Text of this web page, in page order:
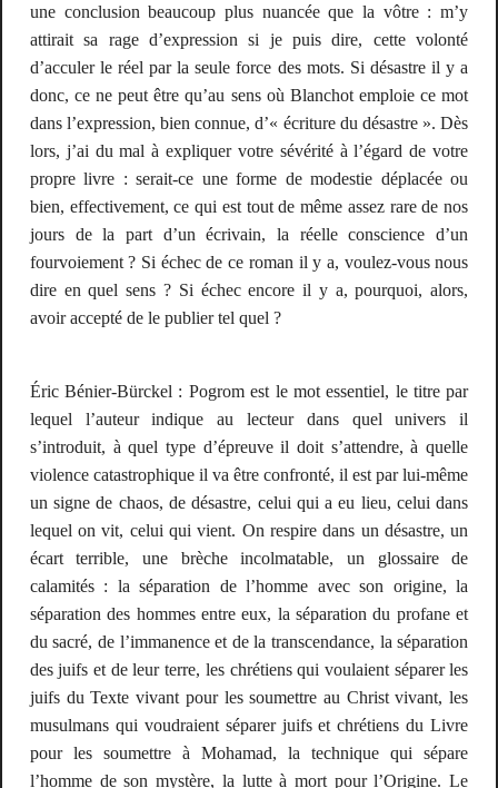
une conclusion beaucoup plus nuancée que la vôtre : m’y
attirait sa rage d’expression si je puis dire, cette volonté
d’acculer le réel par la seule force des mots. Si désastre il y a
donc, ce ne peut être qu’au sens où Blanchot emploie ce mot
dans l’expression, bien connue, d’« écriture du désastre ». Dès
lors, j’ai du mal à expliquer votre sévérité à l’égard de votre
propre livre : serait-ce une forme de modestie déplacée ou
bien, effectivement, ce qui est tout de même assez rare de nos
jours de la part d’un écrivain, la réelle conscience d’un
fourvoiement ? Si échec de ce roman il y a, voulez-vous nous
dire en quel sens ? Si échec encore il y a, pourquoi, alors,
avoir accepté de le publier tel quel ?
Éric Bénier-Bürckel : Pogromest le mot essentiel, le titre par
lequel l’auteur indique au lecteur dans quel univers il
s’introduit, à quel type d’épreuve il doit s’attendre, à quelle
violence catastrophique il va être confronté, il est par lui-même
un signe de chaos, de désastre, celui qui a eu lieu, celui dans
lequel on vit, celui qui vient. On respire dans un désastre, un
écart terrible, une brèche incolmatable, un glossaire de
calamités : la séparation de l’homme avec son origine, la
séparation des hommes entre eux, la séparation du profane et
du sacré, de l’immanence et de la transcendance, la séparation
des juifs et de leur terre, les chrétiens qui voulaient séparer les
juifs du Texte vivant pour les soumettre au Christ vivant, les
musulmans qui voudraient séparer juifs et chrétiens du Livre
pour les soumettre à Mohamad, la technique qui sépare
l’homme de son mystère, la lutte à mort pour l’Origine. Le